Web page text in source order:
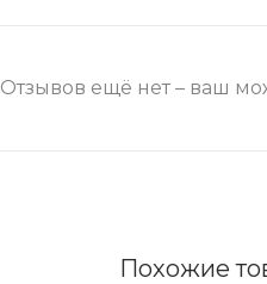
Отзывов ещё нет – ваш
Похожие